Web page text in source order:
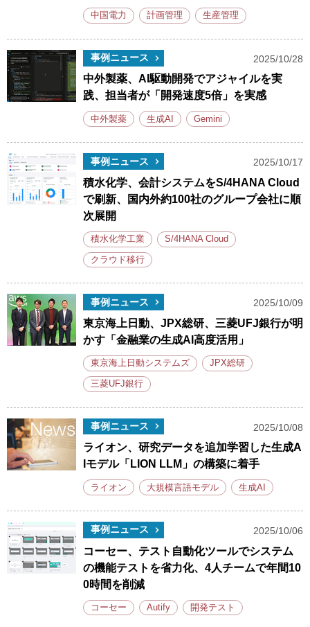
中国電力 計画管理 生産管理
事例ニュース 2025/10/28
中外製薬、AI駆動開発でアジャイルを実
践、担当者が「開発速度5倍」を実感
中外製薬 生成AI Gemini
事例ニュース 2025/10/17
積水化学、会計システムをS/4HANA Cloud
で刷新、国内外約100社のグループ会社に順
次展開
積水化学工業 S/4HANA Cloud
クラウド移行
事例ニュース 2025/10/09
東京海上日動、JPX総研、三菱UFJ銀行が明
かす「金融業の生成AI高度活用」
東京海上日動システムズ JPX総研
三菱UFJ銀行
事例ニュース 2025/10/08
ライオン、研究データを追加学習した生成A
Iモデル「LION LLM」の構築に着手
ライオン 大規模言語モデル 生成AI
事例ニュース 2025/10/06
コーセー、テスト自動化ツールでシステム
の機能テストを省力化、4人チームで年間10
0時間を削減
コーセー Autify 開発テスト